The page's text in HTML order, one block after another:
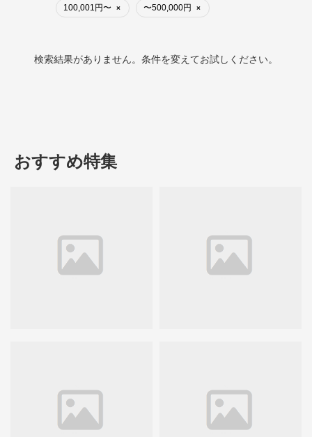
100,001円〜 × 〜500,000円 ×
検索結果がありません。条件を変えてお試しください。
おすすめ特集